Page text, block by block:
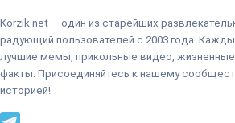
Korzik.net — один из старейших
радующий пользователей с 2003 года.
лучшие мемы, прикольные видео, жизненные
факты. Присоединяйтесь к нашему
историей!